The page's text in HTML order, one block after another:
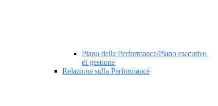
Piano della Performance/Piano esecutivo
di gestione
Relazione sulla Performance